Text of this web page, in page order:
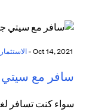
الاستثمار
سافر مع سيتي
سواء كنت تسافر